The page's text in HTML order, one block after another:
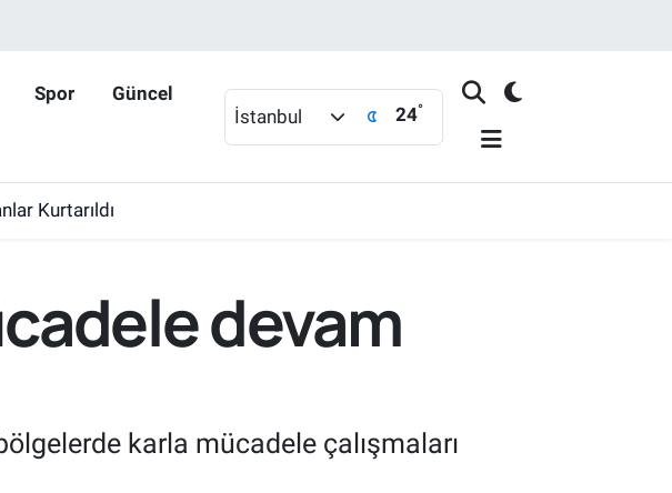
Spor Güncel
İstanbul 24°
Kurtarıldı
devam
karla mücadele çalışmaları